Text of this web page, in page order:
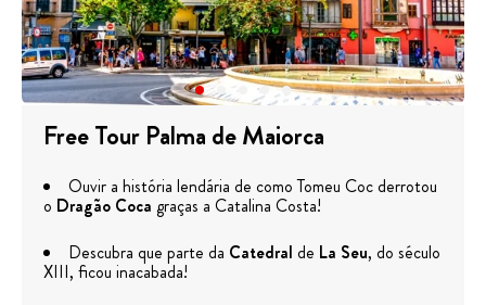
Free Tour Palma de Maiorca
Ouvir a história lendária de como Tomeu Coc derrotou
o Dragão Coca graças a Catalina Costa!
Descubra que parte da Catedral de La Seu, do século
XIII, ficou inacabada!